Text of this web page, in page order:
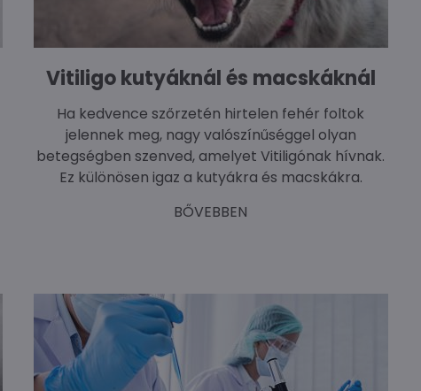
Vitiligo kutyáknál és macskáknál
Ha kedvence szőrzetén hirtelen fehér foltok
jelennek meg, nagy valószínűséggel olyan
betegségben szenved, amelyet Vitiligónak hívnak.
Ez különösen igaz a kutyákra és macskákra.
BŐVEBBEN